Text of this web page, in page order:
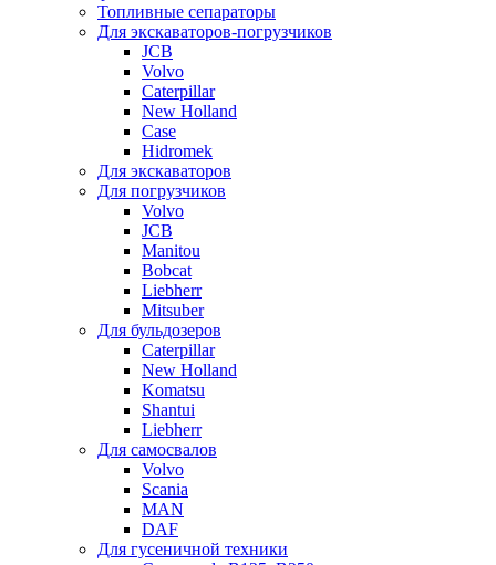
Топливные сепараторы
Для экскаваторов-погрузчиков
JCB
Volvo
Caterpillar
New Holland
Case
Hidromek
Для экскаваторов
Для погрузчиков
Volvo
JCB
Manitou
Bobcat
Liebherr
Mitsuber
Для бульдозеров
Caterpillar
New Holland
Komatsu
Shantui
Liebherr
Для самосвалов
Volvo
Scania
MAN
DAF
Для гусеничной техники